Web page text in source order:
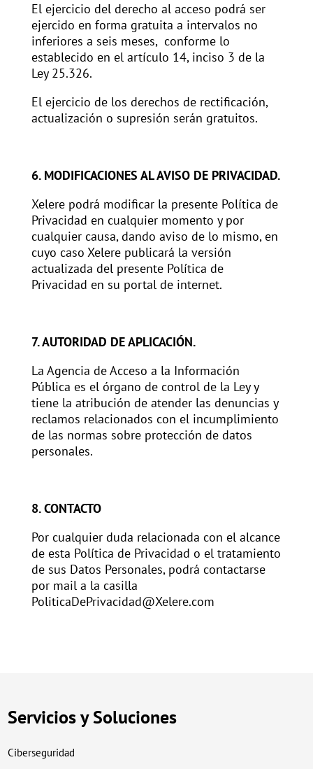
El ejercicio del derecho al acceso podrá ser
ejercido en forma gratuita a intervalos no
inferiores a seis meses, conforme lo
establecido en el artículo 14, inciso 3 de la
Ley 25.326.
El ejercicio de los derechos de rectificación,
actualización o supresión serán gratuitos.
6. MODIFICACIONES AL AVISO DE PRIVACIDAD.
Xelere podrá modificar la presente Política de
Privacidad en cualquier momento y por
cualquier causa, dando aviso de lo mismo, en
cuyo caso Xelere publicará la versión
actualizada del presente Política de
Privacidad en su portal de internet.
7. AUTORIDAD DE APLICACIÓN.
La Agencia de Acceso a la Información
Pública es el órgano de control de la Ley y
tiene la atribución de atender las denuncias y
reclamos relacionados con el incumplimiento
de las normas sobre protección de datos
personales.
8. CONTACTO
Por cualquier duda relacionada con el alcance
de esta Política de Privacidad o el tratamiento
de sus Datos Personales, podrá contactarse
por mail a la casilla
PoliticaDePrivacidad@Xelere.com
Servicios y Soluciones
Ciberseguridad